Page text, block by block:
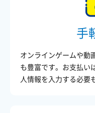
手
オンラインゲームや動
も豊富です。お支払い
人情報を入力する必要